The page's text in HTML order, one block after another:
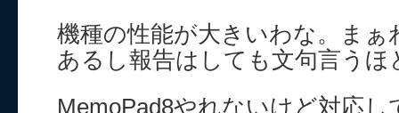
機種の性能が大きいわな。ま
あるし報告はしても文句言うほ
MemoPad8やれないけど対応